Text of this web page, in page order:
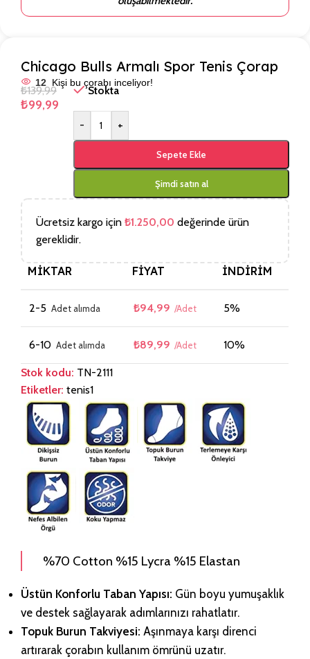
Chicago Bulls Armalı Spor Tenis Çorap
12 Kişi bu çorabı inceliyor!
₺139,99
₺99,99
Stokta
- +
Sepete Ekle
Şimdi satın al
Ücretsiz kargo için ₺1.250,00 değerinde ürün
gereklidir.
MIKTAR FIYAT İNDIRIM
2-5 ₺94,99 5%
6-10 ₺89,99 10%
Stok kodu: TN-2111
Etiketler: tenis1
%70 Cotton %15 Lycra %15 Elastan
Üstün Konforlu Taban Yapısı: Gün boyu yumuşaklık
ve destek sağlayarak adımlarınızı rahatlatır.
Topuk Burun Takviyesi: Aşınmaya karşı direnci
artırarak çorabın kullanım ömrünü uzatır.